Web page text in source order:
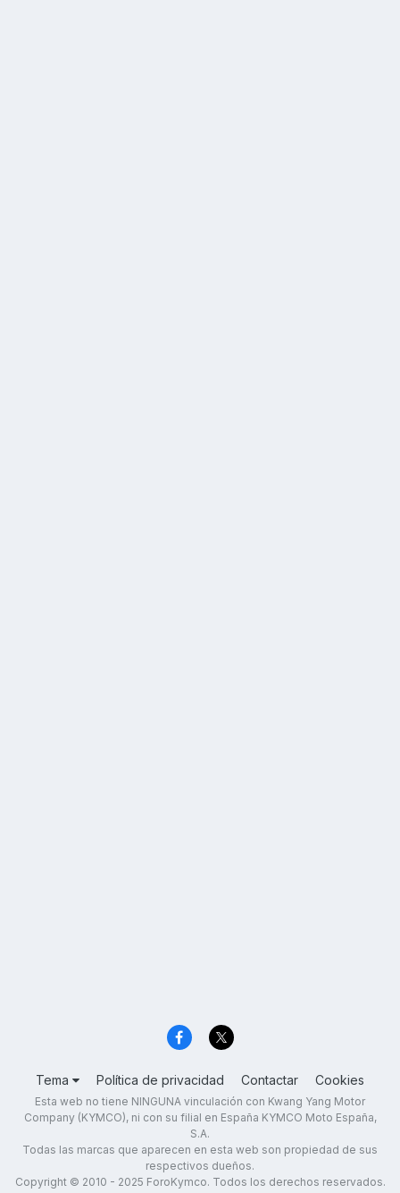
Tema Política de privacidad Contactar Cookies
Esta web no tiene NINGUNA vinculación con Kwang Yang Motor
Company (KYMCO), ni con su filial en España KYMCO Moto España,
S.A.
Todas las marcas que aparecen en esta web son propiedad de sus
respectivos dueños.
Copyright © 2010 - 2025 ForoKymco. Todos los derechos reservados.